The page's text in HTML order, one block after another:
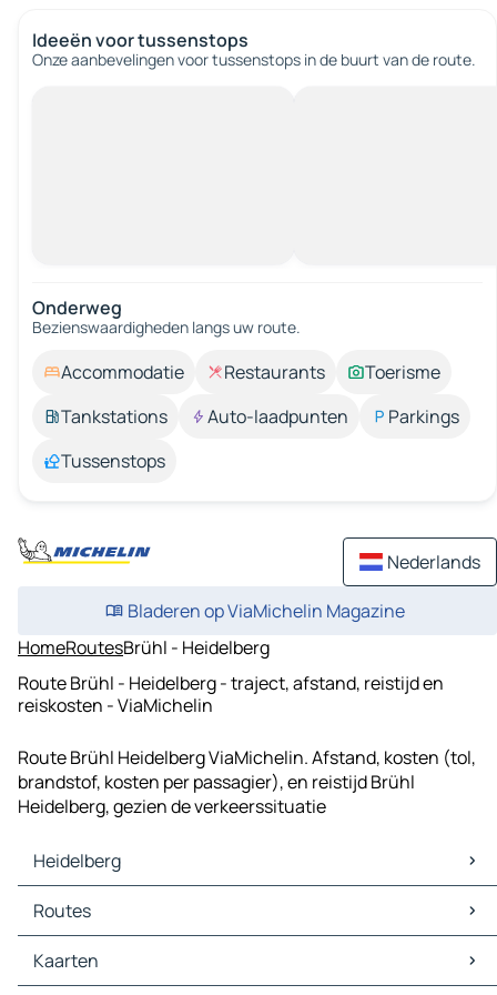
Ideeën voor tussenstops
Onze aanbevelingen voor tussenstops in de buurt van de route.
Onderweg
Bezienswaardigheden langs uw route.
Accommodatie Restaurants
Toerisme
Tankstations
Auto-laadpunten
Parkings
Tussenstops
Nederlands
Bladeren op ViaMichelin Magazine
HomeRoutesBrühl - Heidelberg
Route Brühl - Heidelberg - traject, afstand, reistijd en
reiskosten - ViaMichelin
Route Brühl Heidelberg ViaMichelin. Afstand, kosten (tol,
brandstof, kosten per passagier), en reistijd Brühl
Heidelberg, gezien de verkeerssituatie
Heidelberg
Heidelberg Kaarten
Heidelberg Verkeer
Heidelberg Hotels
Heidelberg Restaurants
Routes
Routes Heidelberg - Mannheim
Routes Heidelberg - Karlsruhe
Kaarten